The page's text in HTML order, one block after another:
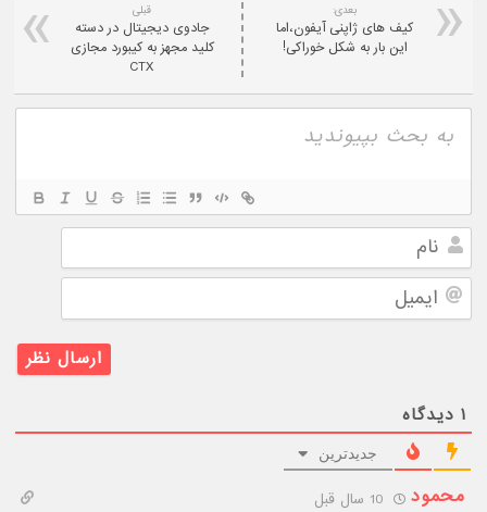
قبلی
جادوی دیجیتال در دسته
کلید مجهز به کیبورد مجازی
CTX
بعدی:
کیف های ژاپنی آیفون،اما
این بار به شکل خوراکی!
نام
۱ دیدگاه
جدیدترین
محمود